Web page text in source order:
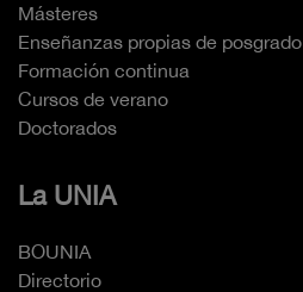
Másteres
Enseñanzas propias de posgrado
Formación continua
Cursos de verano
Doctorados
La UNIA
BOUNIA
Directorio